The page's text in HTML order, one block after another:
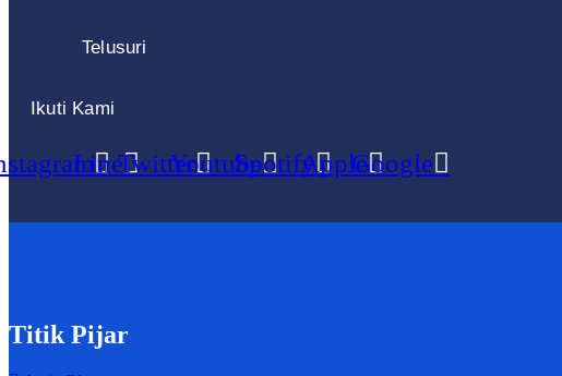
Telusuri
Ikuti Kami
LineTwitterYoutubeSpotifyAppleGoogle
Titik Pijar